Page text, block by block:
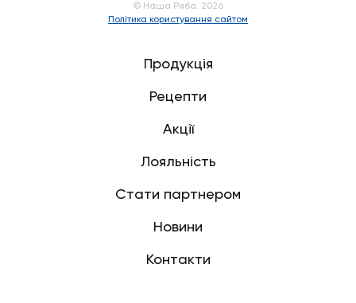
© Наша Ряба. 2026
Політика користування сайтом
Продукція
Рецепти
Акції
Лояльність
Стати партнером
Новини
Контакти